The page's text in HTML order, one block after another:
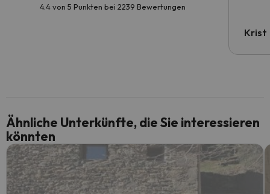
4.4 von 5 Punkten bei 2239 Bewertungen
Krist
Ähnliche Unterkünfte, die Sie interessieren
könnten